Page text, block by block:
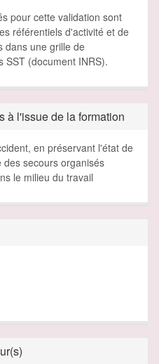
pour cette validation sont
référentiels d'activité et de
dans une grille de
SST (document INRS).
à l'issue de la formation
en préservant l'état de
secours organisés
le milieu du travail